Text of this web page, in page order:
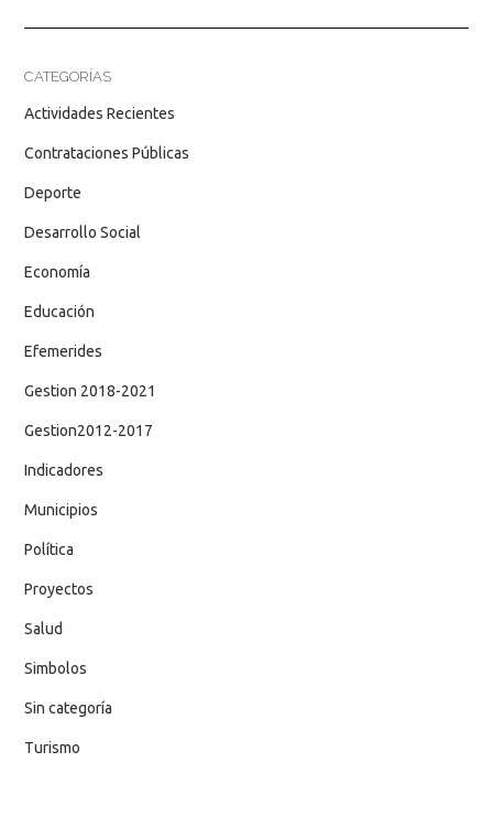
CATEGORÍAS
Actividades Recientes
Contrataciones Públicas
Deporte
Desarrollo Social
Economía
Educación
Efemerides
Gestion 2018-2021
Gestion2012-2017
Indicadores
Municipios
Política
Proyectos
Salud
Simbolos
Sin categoría
Turismo